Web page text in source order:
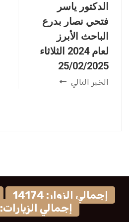
الدكتور ياسر
فتحي نصار بدرع
الباحث الأبرز
لعام 2024 الثلاثاء
25/02/2025
الخبر التالي
إجمالي الزوار: 14174
إجمالي الزيارات: 29605